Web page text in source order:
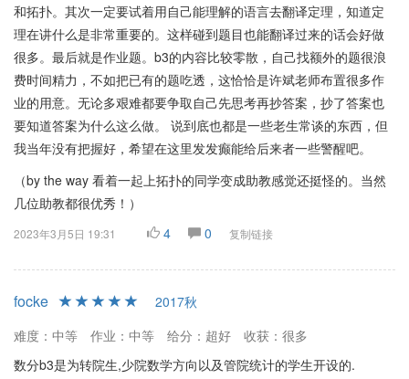
和拓扑。其次一定要试着用自己能理解的语言去翻译定理，知道定
理在讲什么是非常重要的。这样碰到题目也能翻译过来的话会好做
很多。最后就是作业题。b3的内容比较零散，自己找额外的题很浪
费时间精力，不如把已有的题吃透，这恰恰是许斌老师布置很多作
业的用意。无论多艰难都要争取自己先思考再抄答案，抄了答案也
要知道答案为什么这么做。 说到底也都是一些老生常谈的东西，但
我当年没有把握好，希望在这里发发癫能给后来者一些警醒吧。
（by the way 看着一起上拓扑的同学变成助教感觉还挺怪的。当然
几位助教都很优秀！）
2023年3月5日 19:31 4 0 复制链接
focke
2017秋
难度：中等
作业：中等 给分：超好
收获：很多
数分b3是为转院生,少院数学方向以及管院统计的学生开设的.